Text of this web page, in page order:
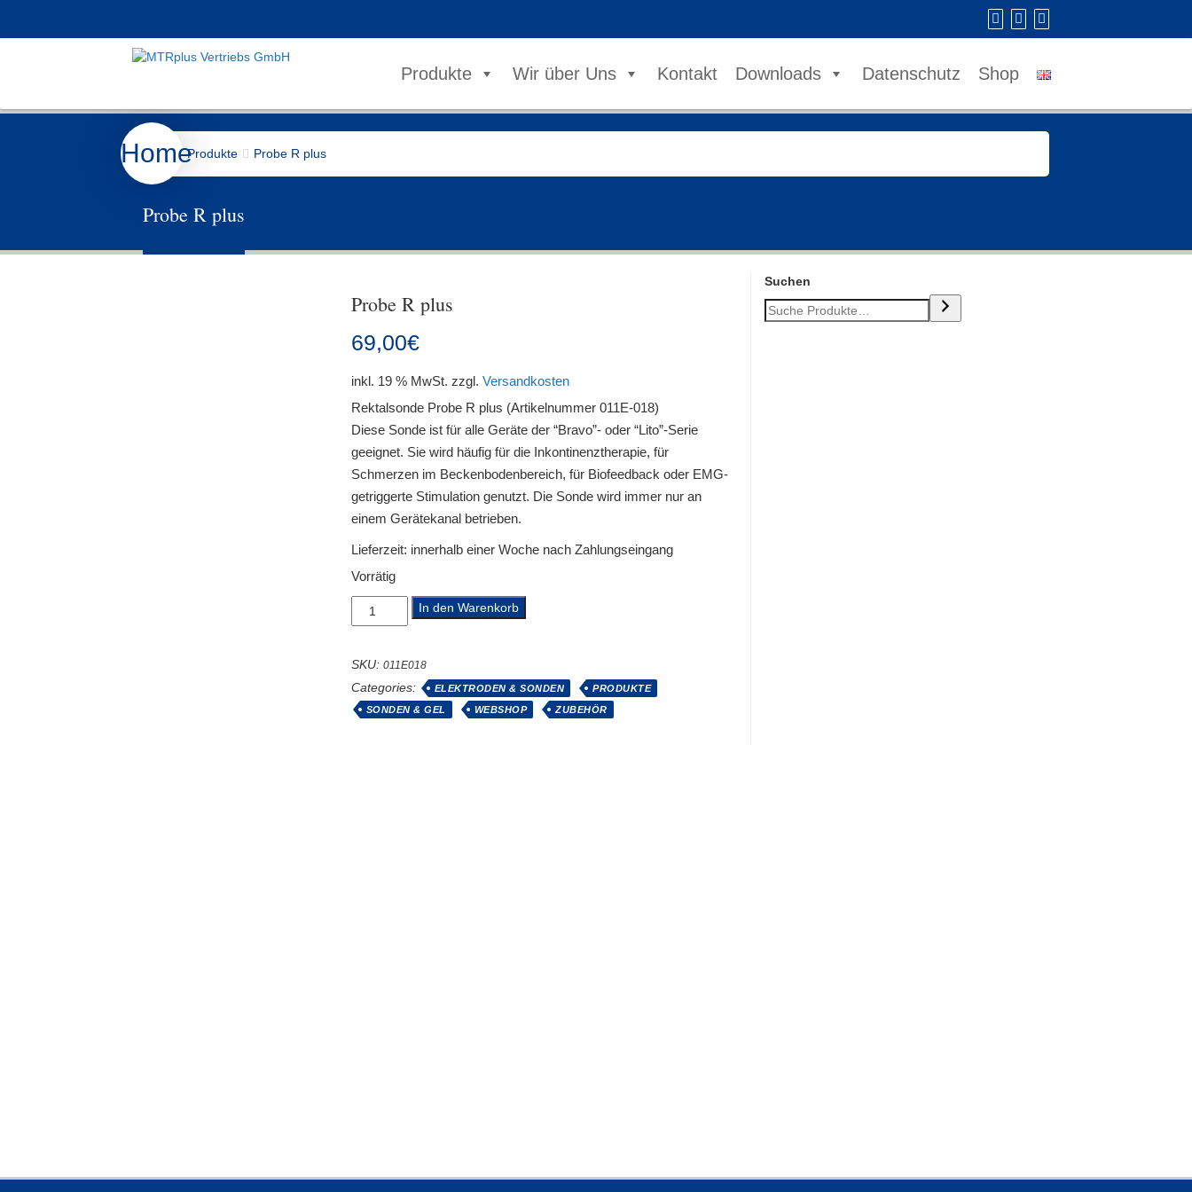
Produkte Wir über Uns Kontakt Downloads Datenschutz Shop
HomeProdukte Probe R plus
Probe R plus
Probe R plus
69,00€
inkl. 19 % MwSt. zzgl. Versandkosten
Rektalsonde Probe R plus (Artikelnummer 011E-018)
Diese Sonde ist für alle Geräte der “Bravo”- oder “Lito”-Serie
geeignet. Sie wird häufig für die Inkontinenztherapie, für
Schmerzen im Beckenbodenbereich, für Biofeedback oder EMG-
getriggerte Stimulation genutzt. Die Sonde wird immer nur an
einem Gerätekanal betrieben.
Lieferzeit: innerhalb einer Woche nach Zahlungseingang
Vorrätig
Probe
Menge
In den Warenkorb
SKU: 011E018
Categories: ELEKTRODEN & SONDEN
PRODUKTE
SONDEN & GEL
WEBSHOP ZUBEHÖR
Suchen